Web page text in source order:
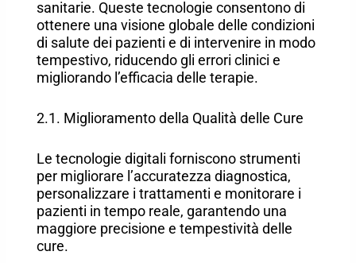
sanitarie. Queste tecnologie consentono di
ottenere una visione globale delle condizioni
di salute dei pazienti e di intervenire in modo
tempestivo, riducendo gli errori clinici e
migliorando l’efficacia delle terapie.
2.1. Miglioramento della Qualità delle Cure
Le tecnologie digitali forniscono strumenti
per migliorare l’accuratezza diagnostica,
personalizzare i trattamenti e monitorare i
pazienti in tempo reale, garantendo una
maggiore precisione e tempestività delle
cure.